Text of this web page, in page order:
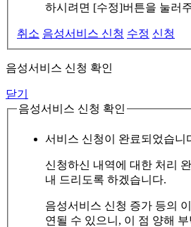
하시려면 [수정]버튼을 눌러
취소 음성서비스 신청 수정 신청
음성서비스 신청 확인
닫기
음성서비스 신청 확인
서비스 신청이 완료되었습니
신청하신 내역에 대한 처리
내 드리도록 하겠습니다.
음성서비스 신청 증가 등의
연될 수 있으니, 이 점 양해